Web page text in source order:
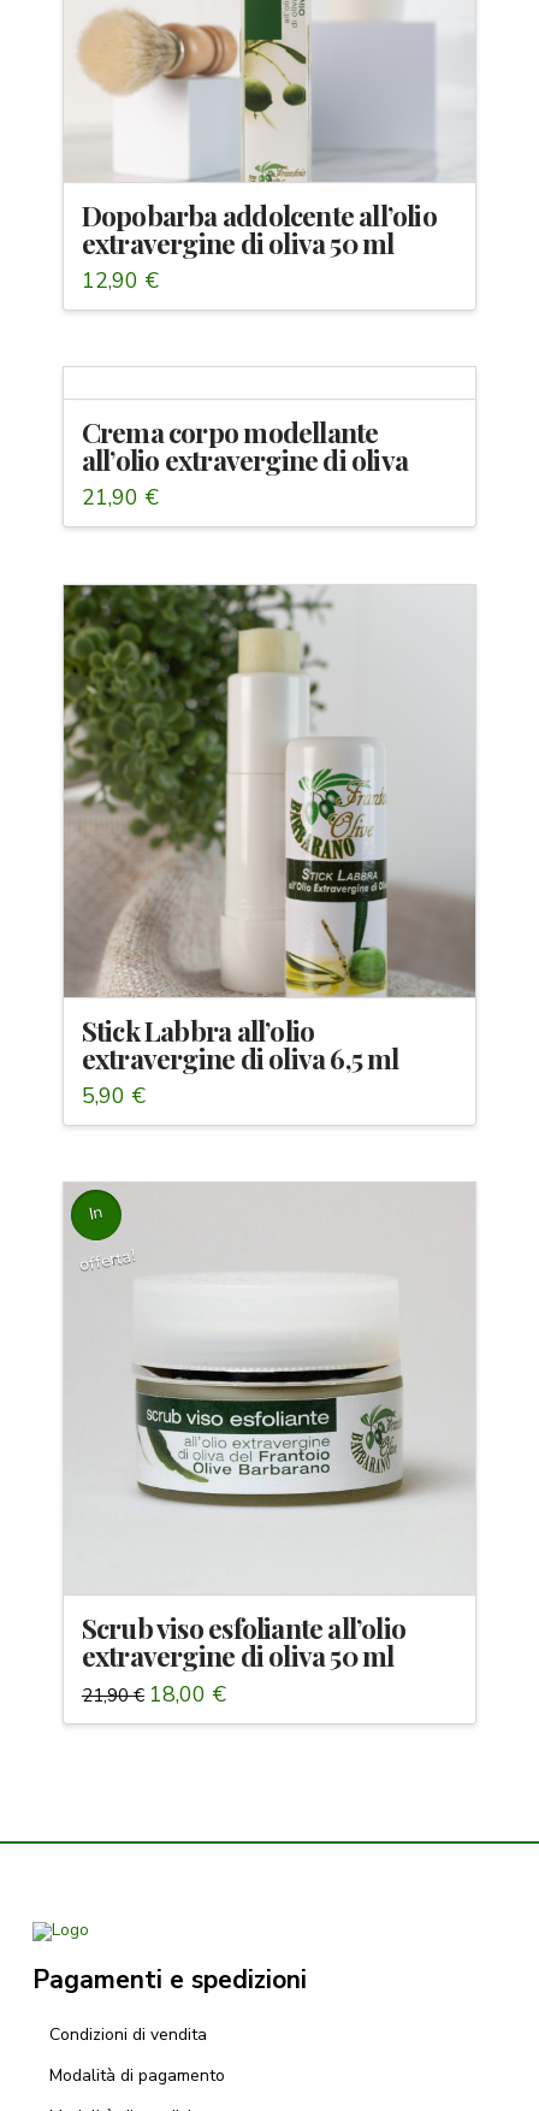
Dopobarba addolcente all’olio
extravergine di oliva 50 ml
12,90 €
Crema corpo modellante
all’olio extravergine di oliva
21,90 €
Stick Labbra all’olio
extravergine di oliva 6,5 ml
5,90 €
In
offerta!
Scrub viso esfoliante all’olio
extravergine di oliva 50 ml
21,90€ Il
prezzo
originale
18,00 €Il
prezzo
attuale
Pagamenti e spedizioni
Condizioni di vendita
Modalità di pagamento